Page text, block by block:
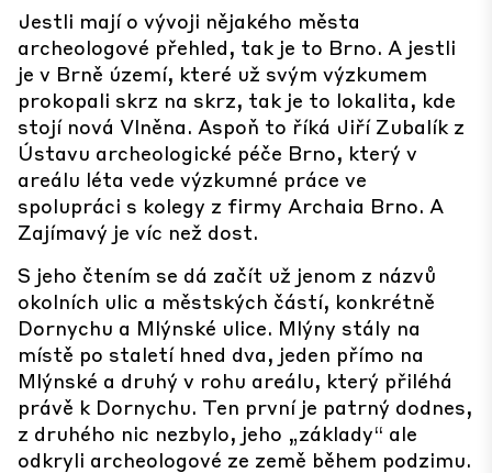
Jestli mají o vývoji nějakého města
archeologové přehled, tak je to Brno. A jestli
je v Brně území, které už svým výzkumem
prokopali skrz na skrz, tak je to lokalita, kde
stojí nová Vlněna. Aspoň to říká Jiří Zubalík z
Ústavu archeologické péče Brno, který v
areálu léta vede výzkumné práce ve
spolupráci s kolegy z firmy Archaia Brno. A
Zajímavý je víc než dost.
S jeho čtením se dá začít už jenom z názvů
okolních ulic a městských částí, konkrétně
Dornychu a Mlýnské ulice. Mlýny stály na
místě po staletí hned dva, jeden přímo na
Mlýnské a druhý v rohu areálu, který přiléhá
právě k Dornychu. Ten první je patrný dodnes,
z druhého nic nezbylo, jeho „základy“ ale
odkryli archeologové ze země během podzimu.